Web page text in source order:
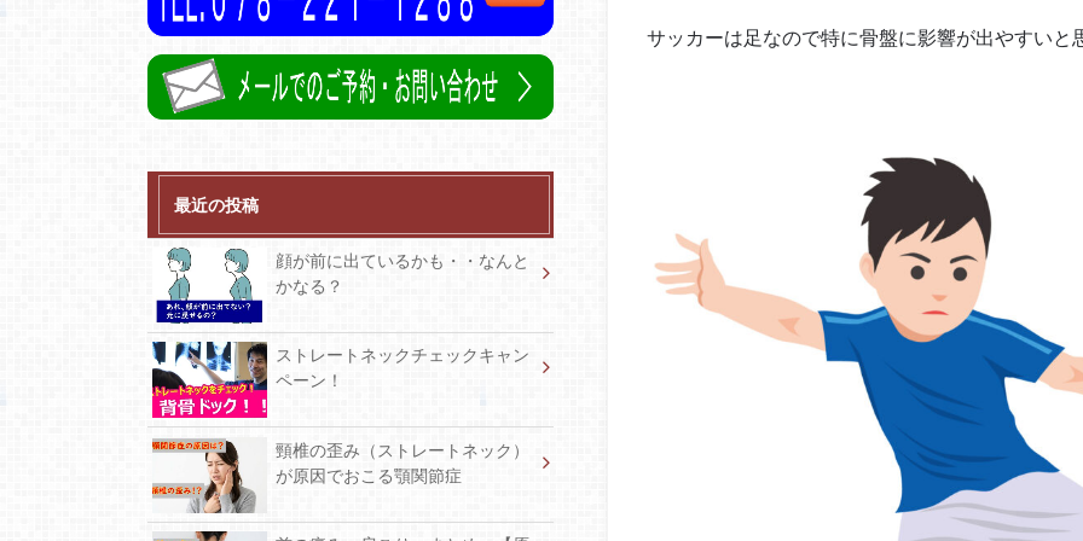
サッカーは足なので特に骨盤に影響が出やすいと
最近の投稿
顔が前に出ているかも・・なんと
かなる？
ストレートネックチェックキャン
ペーン！
頸椎の歪み（ストレートネック）
が原因でおこる顎関節症